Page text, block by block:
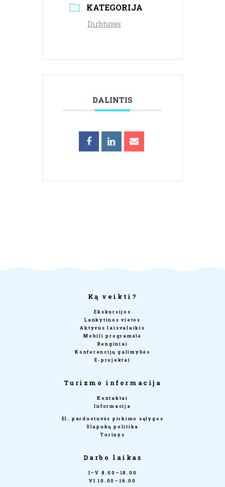
KATEGORIJA
Dirbtuvės
DALINTIS
Ką veikti?
Ekskursijos
Lankytinos vietos
Aktyvus laisvalaikis
Mobili programėlė
Renginiai
Konferencijų galimybės
E-projektai
Turizmo informacija
Kontaktai
Informacija
El. parduotuvės pirkimo sąlygos
Slapukų politika
Turinys
Darbo laikas
I–V 8.00–18.00
VI 10.00–16.00